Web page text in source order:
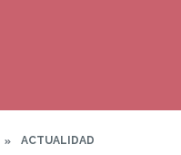
ACTUALIDAD